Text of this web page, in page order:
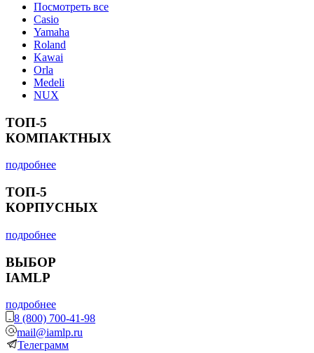
Посмотреть все
Casio
Yamaha
Roland
Kawai
Orla
Medeli
NUX
ТОП-5
КОМПАКТНЫХ
подробнее
ТОП-5
КОРПУСНЫХ
подробнее
ВЫБОР
IAMLP
подробнее
8 (800) 700-41-98
mail@iamlp.ru
Телеграмм